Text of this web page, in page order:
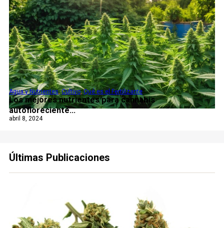
Los mejores nutrientes para cannabis
autofloreciente...
Agua y Nutrientes,Cultivo,Qué es el Fertilizante
abril 8, 2024
Últimas Publicaciones